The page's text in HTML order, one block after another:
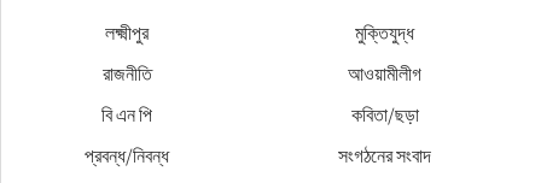
লক্ষ্মীপুর
মুক্তিযুদ্ধ
রাজনীতি
আওয়ামীলীগ
বি এন পি
কবিতা/ছড়া
প্রবন্ধ/নিবন্ধ
সংগঠনের সংবাদ